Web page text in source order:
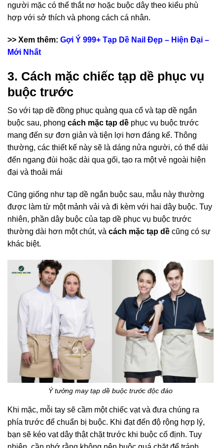
người mặc có thể thắt nơ hoặc buộc dây theo kiểu phù
hợp với sở thích và phong cách cá nhân.
>> Xem thêm: Gợi Ý 999+ Tạp Dề Nail Đẹp – Hiện Đại –
Mới Nhất
3. Cách mặc chiếc tạp dề phục vụ
buộc trước
So với tạp dề đồng phục quàng qua cổ và tạp dề ngắn
buộc sau, phong cách mặc tạp dề phục vụ buộc trước
mang đến sự đơn giản và tiện lợi hơn đáng kể. Thông
thường, các thiết kế này sẽ là dáng nửa người, có thể dài
đến ngang đùi hoặc dài qua gối, tạo ra một vẻ ngoài hiện
đại và thoải mái
Cũng giống như tạp dề ngắn buộc sau, mẫu này thường
được làm từ một mảnh vải và đi kèm với hai dây buộc. Tuy
nhiên, phần dây buộc của tạp dề phục vụ buộc trước
thường dài hơn một chút, và cách mặc tạp dề cũng có sự
khác biệt.
Ý tưởng may tạp dề buộc trước độc đáo
Khi mặc, mỗi tay sẽ cầm một chiếc vạt và đưa chúng ra
phía trước để chuẩn bị buộc. Khi đạt đến độ rộng hợp lý,
bạn sẽ kéo vạt dây thật chặt trước khi buộc cố định. Tuy